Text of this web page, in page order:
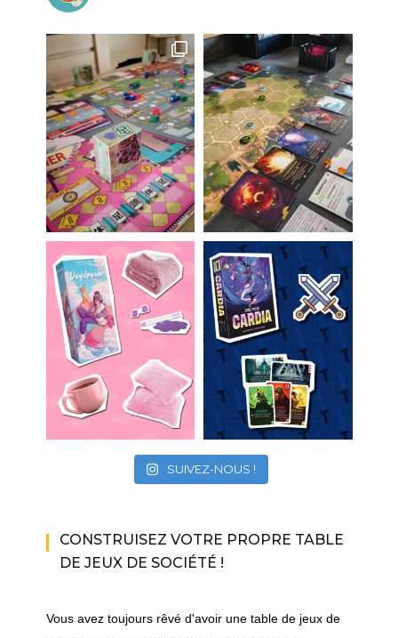
SUIVEZ-NOUS !
CONSTRUISEZ VOTRE PROPRE TABLE
DE JEUX DE SOCIÉTÉ !
Vous avez toujours rêvé d'avoir une table de jeux de